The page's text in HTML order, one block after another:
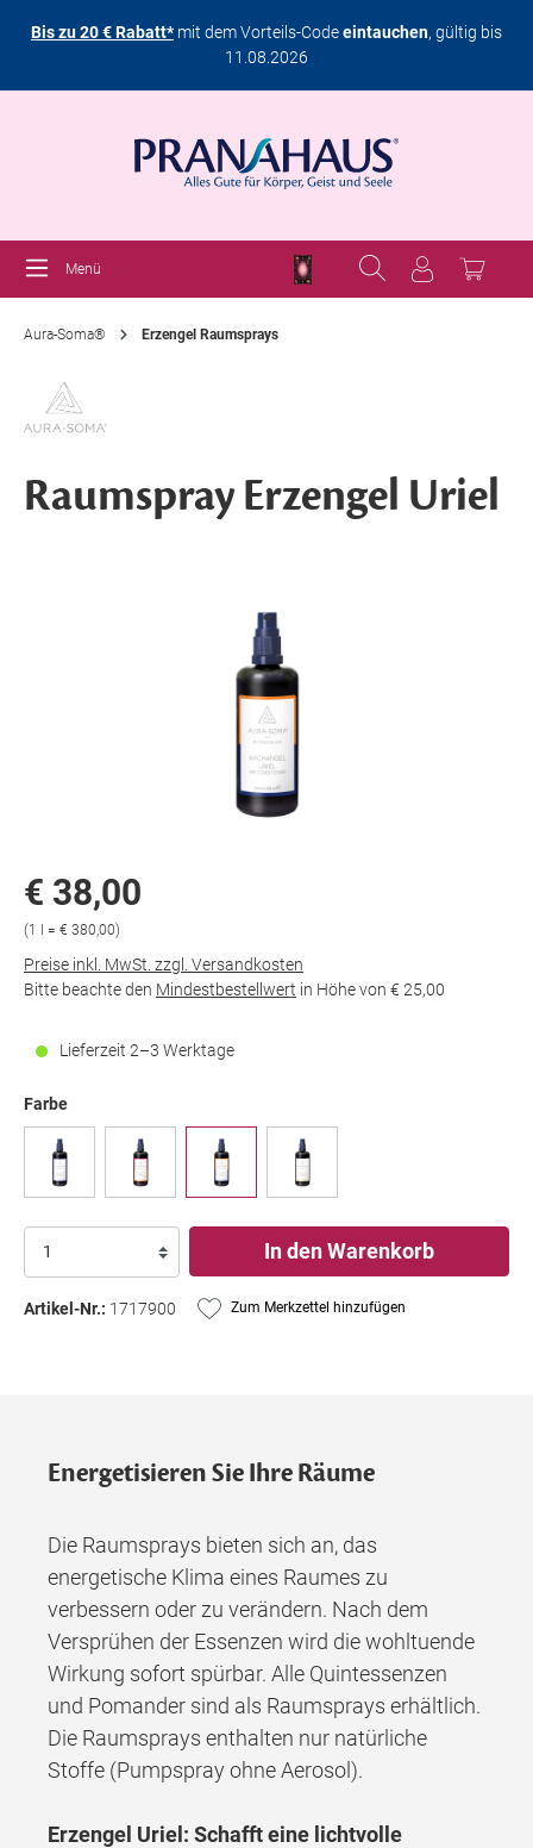
Bis zu 20 € Rabatt*mit dem Vorteils-Codeeintauchen, gültig bis
11.08.2026
Menü
Aura-Soma® Erzengel Raumsprays
Raumspray Erzengel Uriel
€ 38,00
(1 l = € 380,00)
Preise inkl. MwSt. zzgl. Versandkosten
Bitte beachte den Mindestbestellwert in Höhe von € 25,00
Lieferzeit 2–3 Werktage
Farbe
In den Warenkorb
Artikel-Nr.: 1717900 Zum Merkzettel hinzufügen
Energetisieren Sie Ihre Räume
Die Raumsprays bieten sich an, das
energetische Klima eines Raumes zu
verbessern oder zu verändern. Nach dem
Versprühen der Essenzen wird die wohltuende
Wirkung sofort spürbar. Alle Quintessenzen
und Pomander sind als Raumsprays erhältlich.
Die Raumsprays enthalten nur natürliche
Stoffe (Pumpspray ohne Aerosol).
Erzengel Uriel: Schafft eine lichtvolle